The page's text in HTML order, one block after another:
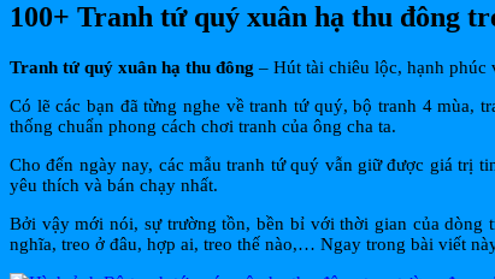
100+ Tranh tứ quý xuân hạ thu đông
Tranh tứ quý xuân hạ thu đông – Hút tài chiêu lộc, hạnh phúc
Có lẽ các bạn đã từng nghe về tranh tứ quý, bộ tranh 4
thống chuẩn phong cách chơi tranh của ông cha ta.
Cho đến ngày nay, các mẫu tranh tứ quý vẫn giữ được giá trị
yêu thích và bán chạy nhất.
Bởi vậy mới nói, sự trường tồn, bền bỉ với thời gian của dòng
nghĩa, treo ở đâu, hợp ai, treo thế nào,… Ngay trong bài viết